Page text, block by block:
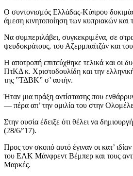
Ο συντονισμός Ελλάδας-Κύπρου
άμεση κινητοποίηση των κυπριακών και
Να συμπεριλάβει, συγκεκριμένα, σε
ψευδοκράτους, του Αζερμπαϊτζάν και
Η αποτροπή επιτεύχθηκε τελικά και
ΠτΚΔ κ. Χριστοδουλίδη και την
της ”ΤΔΒΚ” σ’ αυτήν.
Ήταν μια πράξη αντίστασης που
— πέρα απ’ την ομιλία του στην
Στην ουσία έδειξε ότι θέλει να
(28/6/’17).
Προς τον σκοπό αυτό έγιναν οι κατ’
του ΕΛΚ Μάνφρεντ Βέμπερ και τους
Μαρκές.